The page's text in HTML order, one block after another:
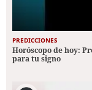
PREDICCIONES
Horóscopo de hoy:
para tu signo